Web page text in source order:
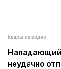
Кадры из видео
Нападающий
неудачно